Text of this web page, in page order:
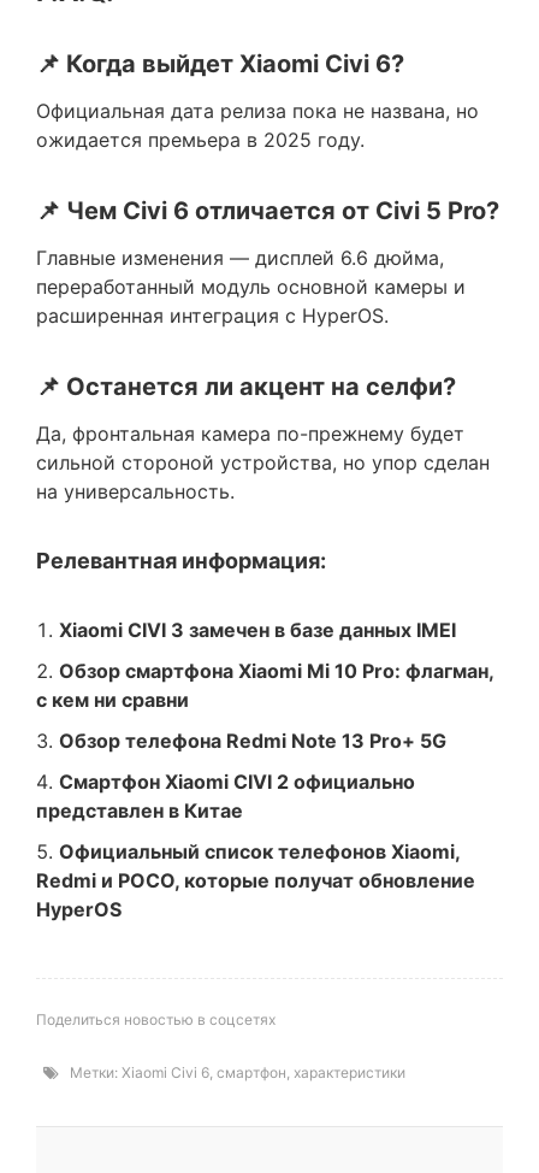
📌 Когда выйдет Xiaomi Civi 6?
Официальная дата релиза пока не названа, но
ожидается премьера в 2025 году.
📌 Чем Civi 6 отличается от Civi 5 Pro?
Главные изменения — дисплей 6.6 дюйма,
переработанный модуль основной камеры и
расширенная интеграция с HyperOS.
📌 Останется ли акцент на селфи?
Да, фронтальная камера по-прежнему будет
сильной стороной устройства, но упор сделан
на универсальность.
Релевантная информация:
Xiaomi CIVI 3 замечен в базе данных IMEI
Обзор смартфона Xiaomi Mi 10 Pro: флагман,
с кем ни сравни
Обзор телефона Redmi Note 13 Pro+ 5G
Смартфон Xiaomi CIVI 2 официально
представлен в Китае
Официальный список телефонов Xiaomi,
Redmi и POCO, которые получат обновление
HyperOS
Поделиться новостью в соцсетях
Метки: Xiaomi Civi 6, смартфон, характеристики